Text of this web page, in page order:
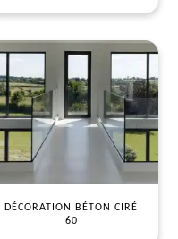
DÉCORATION BÉTON CIRÉ
60